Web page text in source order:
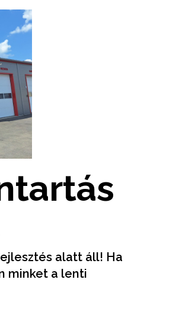
alatt áll! Ha
minket a lenti